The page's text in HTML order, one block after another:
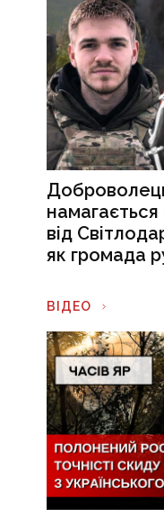
від
як громада
ВІДЕО